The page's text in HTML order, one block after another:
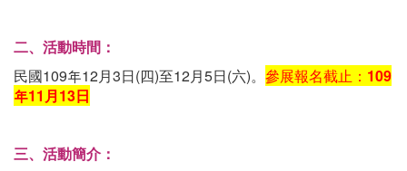
二、活動時間：
民國109年12月3日(四)至12月5日(六)。 參展報名截止： 109
年11 月13日
三、活動簡介：